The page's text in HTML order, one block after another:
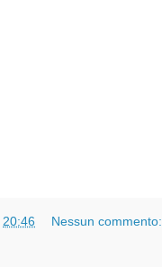
20:46 Nessun commento: